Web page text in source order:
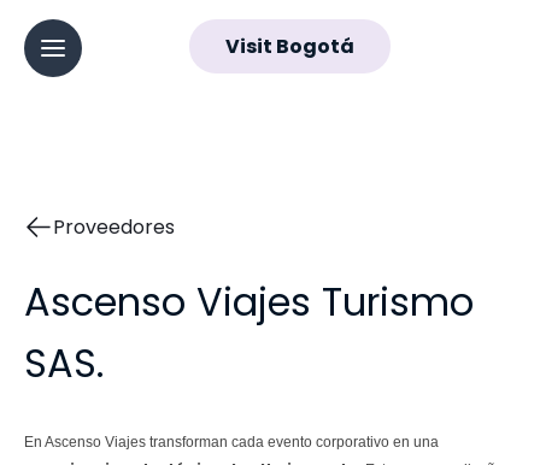
Abrir menú principal
Navegación
Visit Bogotá
Proveedores
Ascenso Viajes Turismo
SAS.
En Ascenso Viajes transforman cada evento corporativo en una